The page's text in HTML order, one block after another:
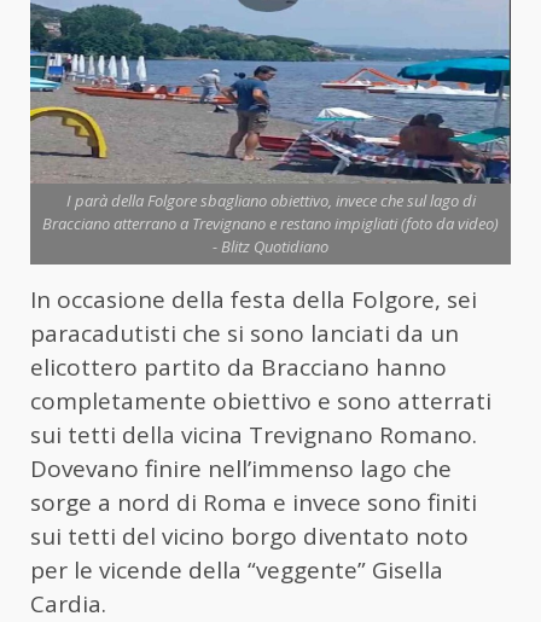
I parà della Folgore sbagliano obiettivo, invece che sul lago di
Bracciano atterrano a Trevignano e restano impigliati (foto da video)
- Blitz Quotidiano
In occasione della festa della Folgore, sei
paracadutisti che si sono lanciati da un
elicottero partito da Bracciano hanno
completamente obiettivo e sono atterrati
sui tetti della vicina Trevignano Romano.
Dovevano finire nell’immenso lago che
sorge a nord di Roma e invece sono finiti
sui tetti del vicino borgo diventato noto
per le vicende della “veggente” Gisella
Cardia.